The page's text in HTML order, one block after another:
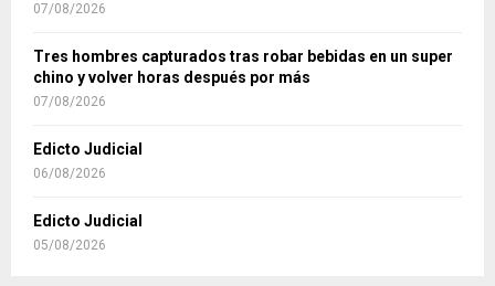
07/08/2026
Tres hombres capturados tras robar bebidas en un super
chino y volver horas después por más
07/08/2026
Edicto Judicial
06/08/2026
Edicto Judicial
05/08/2026